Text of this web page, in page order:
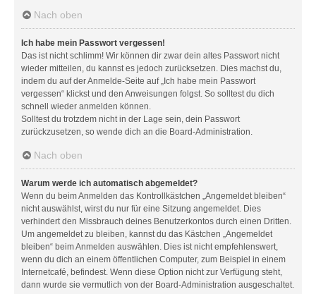
Nach oben
Ich habe mein Passwort vergessen!
Das ist nicht schlimm! Wir können dir zwar dein altes Passwort nicht
wieder mitteilen, du kannst es jedoch zurücksetzen. Dies machst du,
indem du auf der Anmelde-Seite auf „Ich habe mein Passwort
vergessen“ klickst und den Anweisungen folgst. So solltest du dich
schnell wieder anmelden können.
Solltest du trotzdem nicht in der Lage sein, dein Passwort
zurückzusetzen, so wende dich an die Board-Administration.
Nach oben
Warum werde ich automatisch abgemeldet?
Wenn du beim Anmelden das Kontrollkästchen „Angemeldet bleiben“
nicht auswählst, wirst du nur für eine Sitzung angemeldet. Dies
verhindert den Missbrauch deines Benutzerkontos durch einen Dritten.
Um angemeldet zu bleiben, kannst du das Kästchen „Angemeldet
bleiben“ beim Anmelden auswählen. Dies ist nicht empfehlenswert,
wenn du dich an einem öffentlichen Computer, zum Beispiel in einem
Internetcafé, befindest. Wenn diese Option nicht zur Verfügung steht,
dann wurde sie vermutlich von der Board-Administration ausgeschaltet.